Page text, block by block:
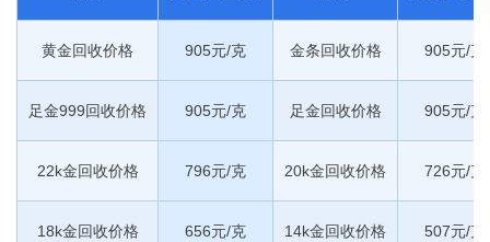
黄金回收价格 905元/克 金条回收价格 905元/克
足金999回收价格 905元/克 足金回收价格 905元/克
22k金回收价格 796元/克 20k金回收价格 726元/克
18k金回收价格 656元/克 14k金回收价格 507元/克